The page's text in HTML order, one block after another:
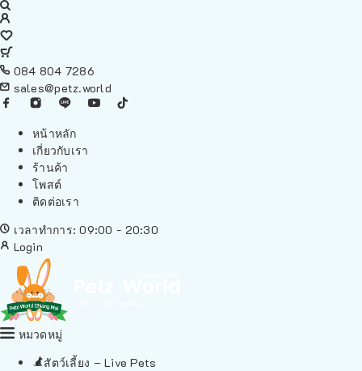
084 804 7286
sales@petz.world
หน้าหลัก
เกี่ยวกับเรา
ร้านค้า
โพสต์
ติดต่อเรา
เวลาทำการ: 09:00 - 20:30
Login
หมวดหมู่
สัตว์เลี้ยง – Live Pets